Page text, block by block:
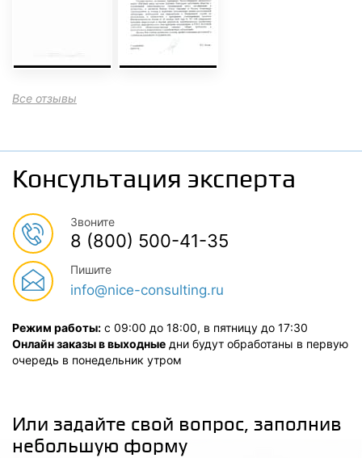
Все отзывы
Консультация эксперта
Звоните
8 (800) 500-41-35
Пишите
info@nice-consulting.ru
Режим работы: с 09:00 до 18:00, в пятницу до 17:30
Онлайн заказы в выходные дни будут обработаны в первую
очередь в понедельник утром
Или задайте свой вопрос, заполнив
небольшую форму